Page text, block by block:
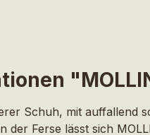
Schuh, mit auffallend
der Ferse lässt sich